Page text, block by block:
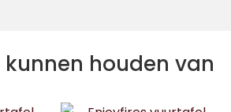
kunnen houden van